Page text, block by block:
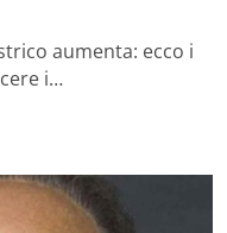
aumenta: ecco i
i…